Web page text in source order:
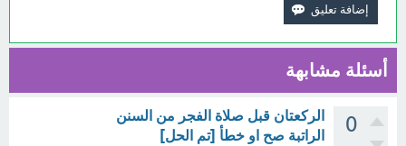
أسئلة مشابهة
0
الركعتان قبل صلاة الفجر من السنن
الراتبة صح او خطأ [تم الحل]